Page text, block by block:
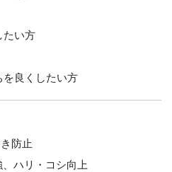
たい方
を良くしたい方
防止
ハリ・コシ向上